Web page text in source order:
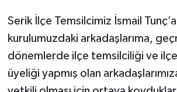
Serik İlçe Temsilcimiz İsmail
kurulumuzdaki arkadaşlarıma,
dönemlerde ilçe temsilciliği ve
üyeliği yapmış olan